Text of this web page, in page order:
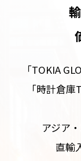
「TOKIA
「時計倉
アジア
直輸